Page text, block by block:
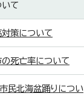
て
策について
死亡率について
民北海盆踊りについ